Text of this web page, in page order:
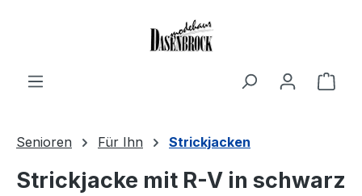
Senioren Für Ihn Strickjacken
Strickjacke mit R-V in schwarz